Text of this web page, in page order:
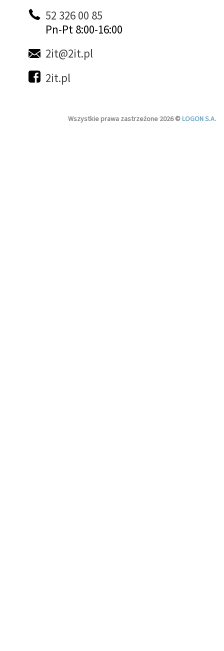
52 326 00 85
Pn-Pt 8:00-16:00
2it@2it.pl
2it.pl
Wszystkie prawa zastrzeżone 2026 ©LOGON S.A.